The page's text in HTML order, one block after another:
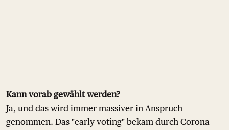
Kann vorab gewählt werden?
Ja, und das wird immer massiver in Anspruch
genommen. Das "early voting" bekam durch Corona